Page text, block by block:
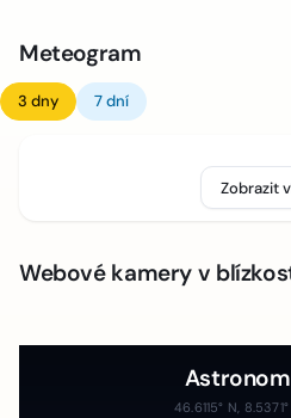
Meteogram
3 dny 7 dní
Zobrazit
Webové kamery v
46.6115° N,